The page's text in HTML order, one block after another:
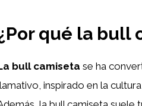
qué la bull
bull camiseta se ha
inspirado en la